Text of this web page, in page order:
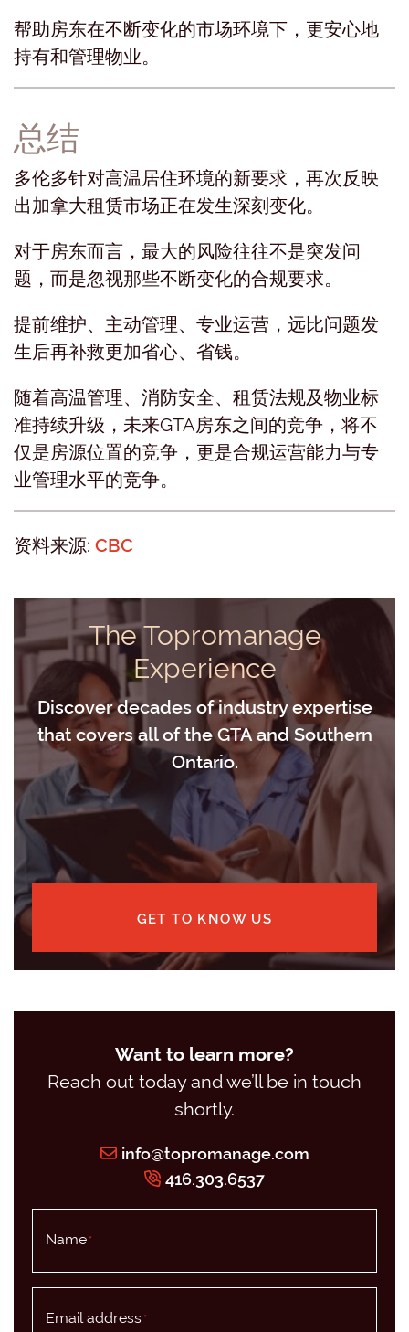
帮助房东在不断变化的市场环境下，更安心地
持有和管理物业。
总结
多伦多针对高温居住环境的新要求，再次反映
出加拿大租赁市场正在发生深刻变化。
对于房东而言，最大的风险往往不是突发问
题，而是忽视那些不断变化的合规要求。
提前维护、主动管理、专业运营，远比问题发
生后再补救更加省心、省钱。
随着高温管理、消防安全、租赁法规及物业标
准持续升级，未来GTA房东之间的竞争，将不
仅是房源位置的竞争，更是合规运营能力与专
业管理水平的竞争。
资料来源: CBC
The Topromanage
Experience
Discover decades of industry expertise
that covers all of the GTA and Southern
Ontario.
GET TO KNOW US
Want to learn more?
Reach out today and we’ll be in touch
shortly.
info@topromanage.com
416.303.6537
Name*
Email address *